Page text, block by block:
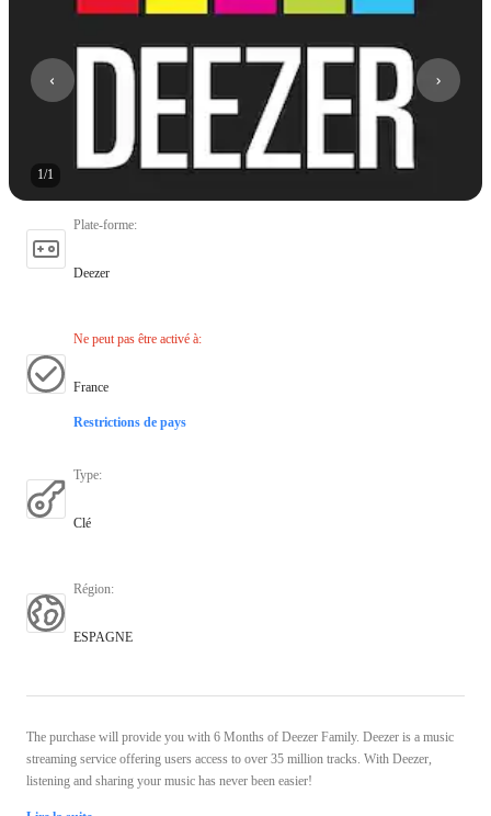
1/1
Plate-forme:
Deezer
Ne peut pas être activé à:
France
Restrictions de pays
Type:
Clé
Région:
ESPAGNE
The purchase will provide you with 6 Months of Deezer Family. Deezer is a music
streaming service offering users access to over 35 million tracks. With Deezer,
listening and sharing your music has never been easier!